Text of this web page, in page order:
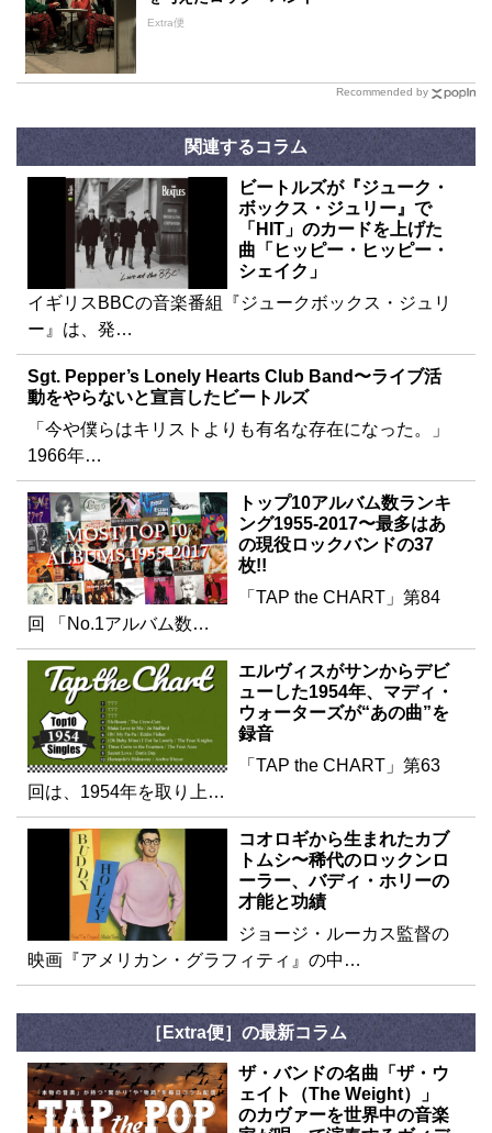
Extra便
Recommended by
関連するコラム
ビートルズが『ジューク・
ボックス・ジュリー』で
「HIT」のカードを上げた
曲「ヒッピー・ヒッピー・
シェイク」
イギリスBBCの音楽番組『ジュークボックス・ジュリ
ー』は、発…
Sgt. Pepper’s Lonely Hearts Club Band〜ライブ活
動をやらないと宣言したビートルズ
「今や僕らはキリストよりも有名な存在になった。」
1966年…
トップ10アルバム数ランキ
ング1955-2017〜最多はあ
の現役ロックバンドの37
枚!!
「TAP the CHART」第84
回 「No.1アルバム数…
エルヴィスがサンからデビ
ューした1954年、マディ・
ウォーターズが“あの曲”を
録音
「TAP the CHART」第63
回は、1954年を取り上…
コオロギから生まれたカブ
トムシ〜稀代のロックンロ
ーラー、バディ・ホリーの
才能と功績
ジョージ・ルーカス監督の
映画『アメリカン・グラフィティ』の中…
［Extra便］の最新コラム
ザ・バンドの名曲「ザ・ウ
ェイト（The Weight）」
のカヴァーを世界中の音楽